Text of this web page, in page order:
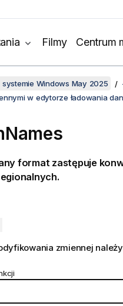
Filmy Centrum
systemie Windows May 2025
w edytorze ładowania
format zastępuje
zmiennej